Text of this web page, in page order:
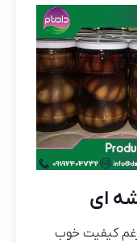
ای
کیفیت خوب